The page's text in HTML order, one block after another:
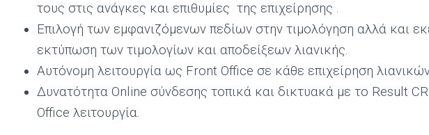
τους στις ανάγκες και επιθυμίες της επιχείρησης .
Επιλογή των εμφανιζόμενων πεδίων στην τιμολόγηση αλλά και
εκτύπωση των τιμολογίων και αποδείξεων λιανικής.
Αυτόνομη λειτουργία ως Front Office σε κάθε επιχείρηση
Δυνατότητα Online σύνδεσης τοπικά και δικτυακά με το Result
Office λειτουργία.